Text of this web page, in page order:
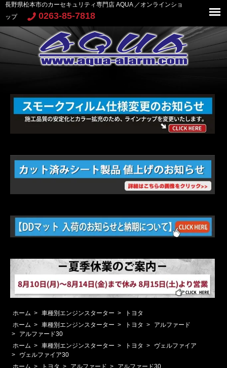
長野県松本市のカーセキュリティ専門店 AQUA ／オンラインショ
ップ
0263-85-7818
ホーム > 車種別エンジンスターター >
トヨタ
ホーム > 車種別エンジンスターター > トヨタ >
アルファード
>
アルファード30
ホーム > 車種別エンジンスターター > トヨタ >
ヴェルファイア
>
ヴェルファイア30
ホーム > トヨタ > アルファード >
アルファード30